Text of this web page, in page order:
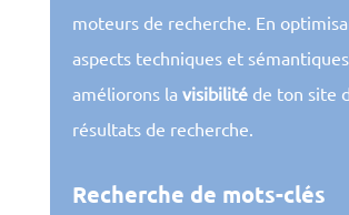
moteurs de recherche. En
aspects techniques et
améliorons la visibilitéde ton site
résultats de recherche.
Recherche de mots-clés